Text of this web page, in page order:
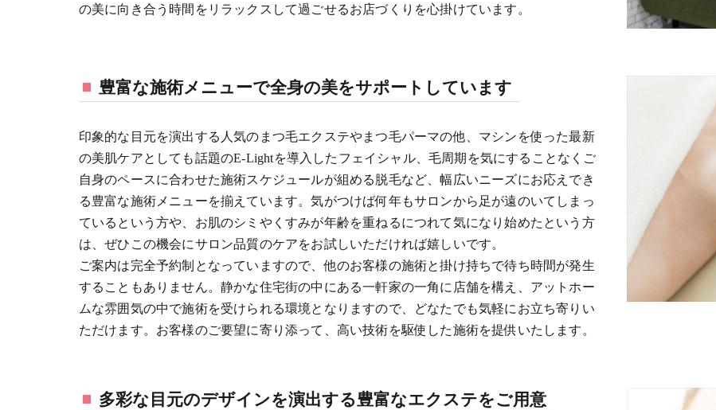
の美に向き合う時間をリラックスして過ごせるお店づくりを心掛けています。
豊富な施術メニューで全身の美をサポートしています
印象的な目元を演出する人気のまつ毛エクステやまつ毛パーマの他、マシンを使った最新
の美肌ケアとしても話題のE-Lightを導入したフェイシャル、毛周期を気にすることなくご
自身のペースに合わせた施術スケジュールが組める脱毛など、幅広いニーズにお応えでき
る豊富な施術メニューを揃えています。気がつけば何年もサロンから足が遠のいてしまっ
ているという方や、お肌のシミやくすみが年齢を重ねるにつれて気になり始めたという方
は、ぜひこの機会にサロン品質のケアをお試しいただければ嬉しいです。
ご案内は完全予約制となっていますので、他のお客様の施術と掛け持ちで待ち時間が発生
することもありません。静かな住宅街の中にある一軒家の一角に店舗を構え、アットホー
ムな雰囲気の中で施術を受けられる環境となりますので、どなたでも気軽にお立ち寄りい
ただけます。お客様のご要望に寄り添って、高い技術を駆使した施術を提供いたします。
多彩な目元のデザインを演出する豊富なエクステをご用意